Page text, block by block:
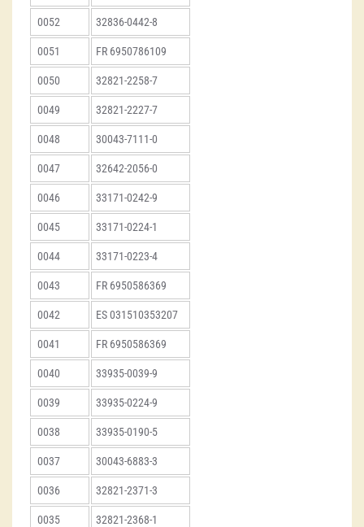
0052 32836-0442-8
0051 FR 6950786109
0050 32821-2258-7
0049 32821-2227-7
0048 30043-7111-0
0047 32642-2056-0
0046 33171-0242-9
0045 33171-0224-1
0044 33171-0223-4
0043 FR 6950586369
0042 ES 031510353207
0041 FR 6950586369
0040 33935-0039-9
0039 33935-0224-9
0038 33935-0190-5
0037 30043-6883-3
0036 32821-2371-3
0035 32821-2368-1